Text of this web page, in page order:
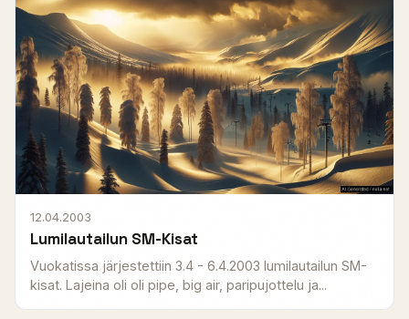
12.04.2003
Lumilautailun SM-Kisat
Vuokatissa järjestettiin 3.4 - 6.4.2003 lumilautailun SM-
kisat. Lajeina oli oli pipe, big air, paripujottelu ja...